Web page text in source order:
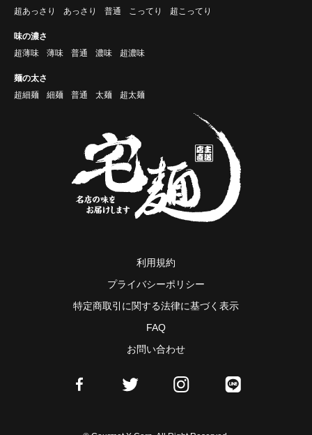
超あっさり
あっさり 普通 こってり 超こってり
味の濃さ
超薄味
薄味 普通 濃味 超濃味
麺の太さ
超細麺
細麺 普通 太麺 超太麺
利用規約
プライバシーポリシー
特定商取引に関する法律に基づく表示
FAQ
お問い合わせ